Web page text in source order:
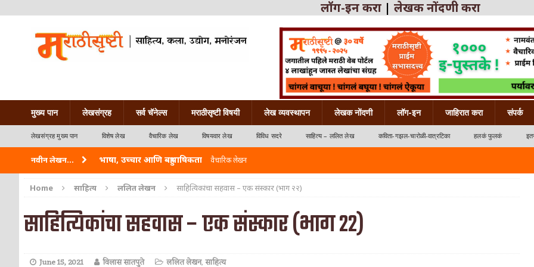
लॉग-इन करा | लेखक नोंदणी करा
मुख्य पान लेखसंग्रह सर्व चॅनेल्स मराठीसृष्टी विषयी लेख व्यवस्थापन लेखक नोंदणी लॉग-इन जाहिरात करा संपर्क
लेखसंग्रह मुख्य पान विशेष लेख वैचारिक लेख विषयवार लेख विविध सदरे साहित्य – ललित लेख कविता-गझल-चारोळी-वात्रटिका हलकं फुलकं
नवीन लेखन... भाषा, उच्चार आणि बहुभाषिकता वैचारिक लेखन
वारी विठ्ठलाची कविता-गझल-चारोळी-वात्रटिका
ताम्र – एक अफलातून धातू (COPPER) आयुर्वेद
जेव्हा मी आडनांव बदलले
अशी एक कविता लिहू इच्छिते कविता-गझल-चारोळी-वात्रटिका
Home साहित्य ललित लेखन साहित्यिकांचा सहवास – एक संस्कार (भाग २२)
साहित्यिकांचा सहवास – एक संस्कार (भाग २२)
June 15, 2021 विलास सातपुते ललित लेखन,साहित्य